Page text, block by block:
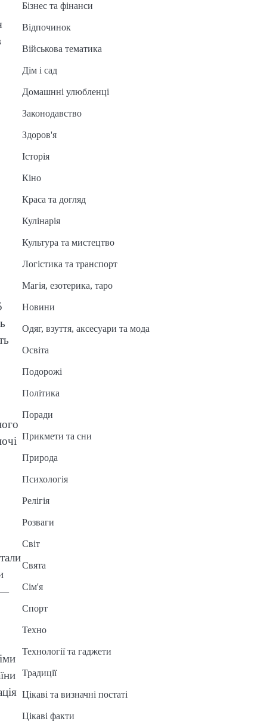
—
Бізнес та фінанси
Відпочинок
Військова тематика
Дім і сад
Домашнні улюбленці
Законодавство
Здоров'я
Історія
Кіно
Краса та догляд
Кулінарія
Культура та мистецтво
Логістика та транспорт
Магія, езотерика, таро
Новини
Одяг, взуття, аксесуари та мода
Освіта
Подорожі
Політика
Поради
Прикмети та сни
Природа
Психологія
Релігія
Розваги
Світ
Свята
Сім'я
Спорт
Техно
Технології та гаджети
Традиції
Цікаві та визначні постаті
Цікаві факти